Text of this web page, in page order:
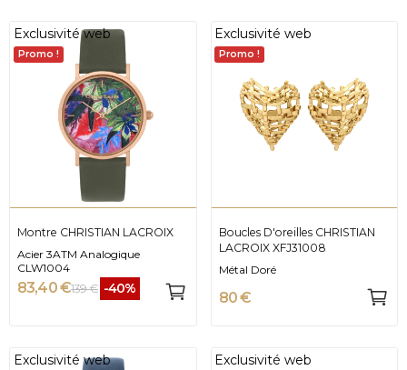
Exclusivité web
Promo !
Montre CHRISTIAN LACROIX
Acier 3ATM Analogique
CLW1004
83,40 €139 € -40%
Exclusivité web
Promo !
Boucles D'oreilles CHRISTIAN
LACROIX XFJ31008
Métal Doré
80 €
Exclusivité web Exclusivité web